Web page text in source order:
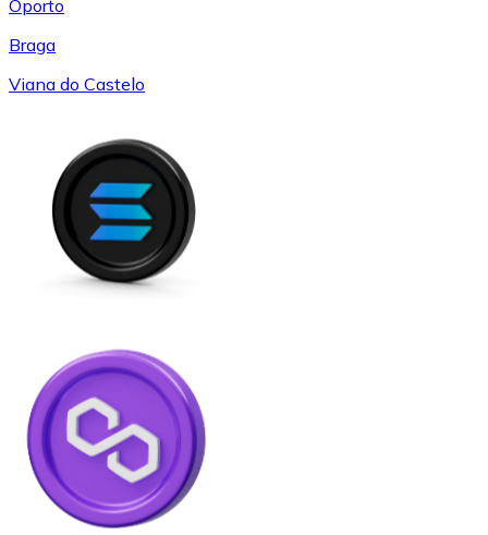
Oporto
Braga
Viana do Castelo